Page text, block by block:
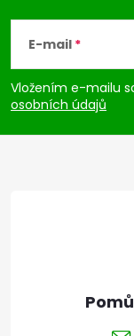
p
a
E-mail
Vložením e-mailu
osobních údajů